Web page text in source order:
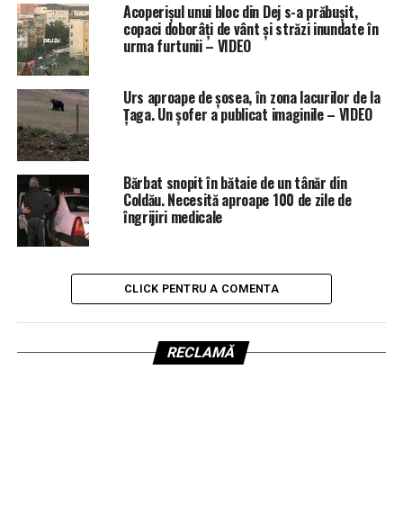
Acoperișul unui bloc din Dej s-a prăbușit,
copaci doborâți de vânt și străzi inundate în
urma furtunii – VIDEO
Urs aproape de șosea, în zona lacurilor de la
Țaga. Un șofer a publicat imaginile – VIDEO
Bărbat snopit în bătaie de un tânăr din
Coldău. Necesită aproape 100 de zile de
îngrijiri medicale
CLICK PENTRU A COMENTA
RECLAMĂ